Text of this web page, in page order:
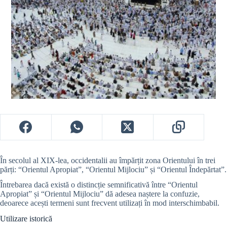
În secolul al XIX-lea, occidentalii au împărțit zona Orientului în trei
părți: “Orientul Apropiat”, “Orientul Mijlociu” și “Orientul Îndepărtat”.
Întrebarea dacă există o distincție semnificativă între “Orientul
Apropiat” și “Orientul Mijlociu” dă adesea naștere la confuzie,
deoarece acești termeni sunt frecvent utilizați în mod interschimbabil.
Utilizare istorică